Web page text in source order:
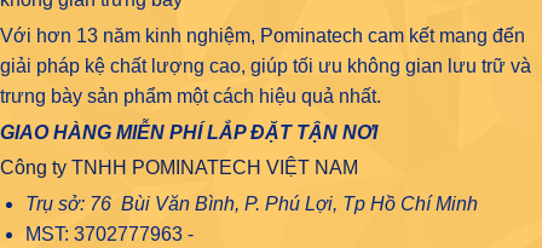
Với hơn 13 năm kinh nghiệm, Pominatech cam kết mang đến
giải pháp kệ chất lượng cao, giúp tối ưu không gian lưu trữ và
trưng bày sản phẩm một cách hiệu quả nhất.
GIAO HÀNG MIỄN PHÍ LẮP ĐẶT TẬN NƠI
Công ty TNHH POMINATECH VIỆT NAM
Trụ sở: 76 Bùi Văn Bình, P. Phú Lợi, Tp Hồ Chí Minh
MST: 3702777963 -